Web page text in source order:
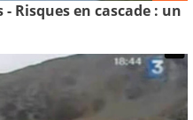
Risques en cascade : un